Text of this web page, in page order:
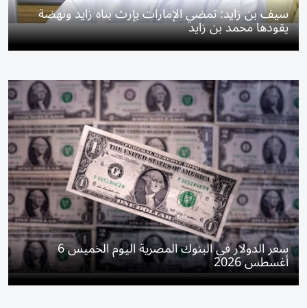
سيف بن زايد: تمضي الإمارات بإرث بناه زايد ونهضة
يقودها محمد بن زايد
سعر الدولار في البنوك المصرية اليوم الخميس 6
أغسطس 2026